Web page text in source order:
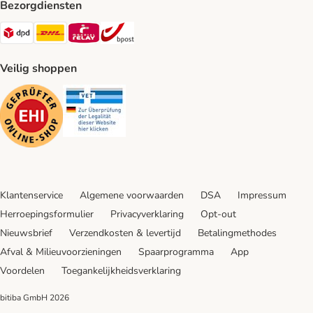
Bezorgdiensten
Dpd Shipping Method
DHL Shipping Method
Mondial Relay Shipping Method
Veilig shoppen
Security
Klantenservice Algemene voorwaarden DSA
Impressum
Herroepingsformulier
Privacyverklaring
Opt-out
Nieuwsbrief
Verzendkosten & levertijd
Betalingmethodes
Afval & Milieuvoorzieningen
Spaarprogramma
App
Voordelen
Toegankelijkheidsverklaring
bitiba GmbH 2026